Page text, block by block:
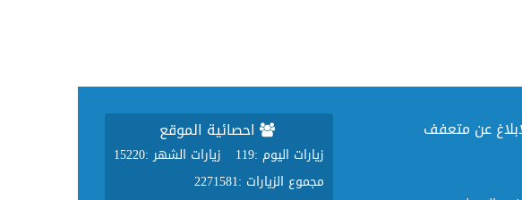
عن متعفف
احصائية الموقع
زيارات اليوم :119 زيارات الشهر :15220
مجموع الزيارات :2271581